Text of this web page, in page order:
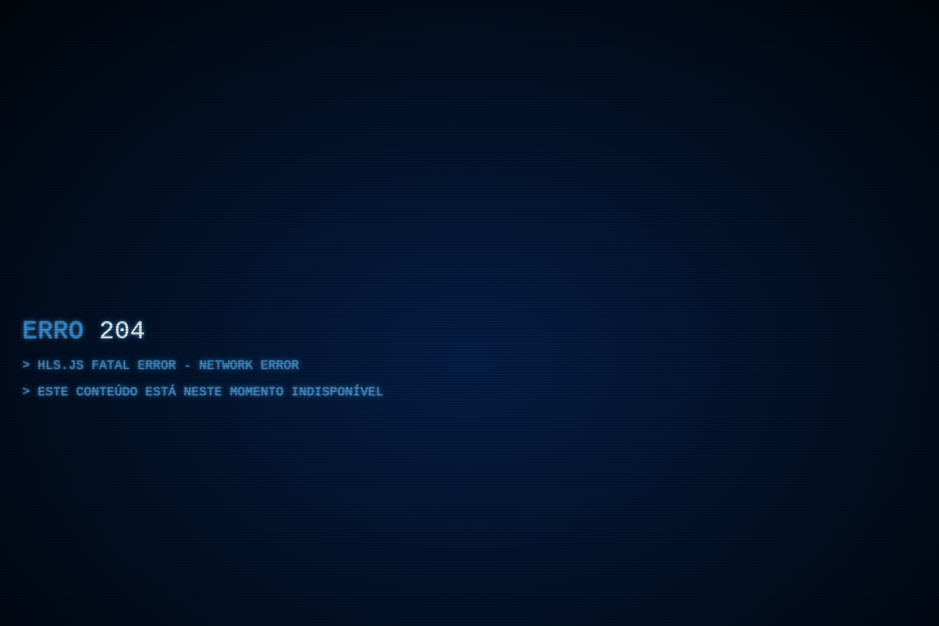
ERRO 204
HLS.JS FATAL ERROR - NETWORK ERROR
ESTE CONTEÚDO ESTÁ NESTE MOMENTO INDISPONÍVEL